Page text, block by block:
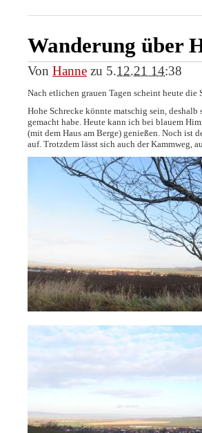
Wanderung über
Von Hanne zu 5.12.21 14:38
Nach etlichen grauen Tagen scheint heute die
Hohe Schrecke könnte matschig sein,
gemacht habe. Heute kann ich bei blauem
(mit dem Haus am Berge) genießen. Noch ist
auf. Trotzdem lässt sich auch der Kammweg,